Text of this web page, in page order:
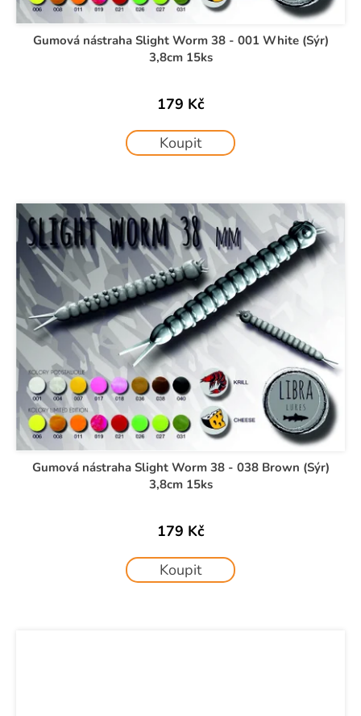
Gumová nástraha Slight Worm 38 - 001 White (Sýr)
3,8cm 15ks
179 Kč
Koupit
Gumová nástraha Slight Worm 38 - 038 Brown (Sýr)
3,8cm 15ks
179 Kč
Koupit